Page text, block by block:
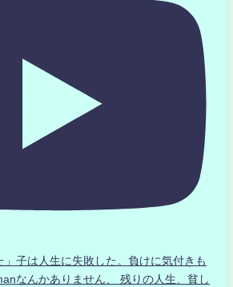
」子は人生に失敗した。負けに気付きも
なんかありません、 残りの人生、貧し